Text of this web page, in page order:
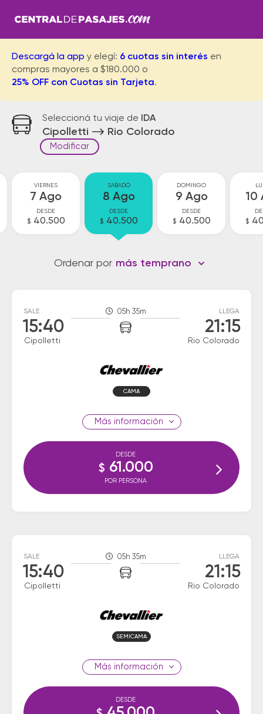
Descargá la app y elegí: 6 cuotas sin interés en
compras mayores a $180.000 o
25% OFF con Cuotas sin Tarjeta.
Seleccioná tu viaje de IDA
Cipolletti Rio Colorado
Modificar
VIERNES
7 Ago
DESDE
$ 40.500
SABADO
8 Ago
DESDE
$ 40.500
DOMINGO
9 Ago
DESDE
$ 40.500
10
$
Ordenar por más temprano
SALE
15:40
Cipolletti
05h 35m LLEGA
21:15
Rio Colorado
CAMA
información
DESDE
$ 61.000
POR PERSONA
SALE
15:40
Cipolletti
05h 35m LLEGA
21:15
Rio Colorado
SEMICAMA
información
DESDE